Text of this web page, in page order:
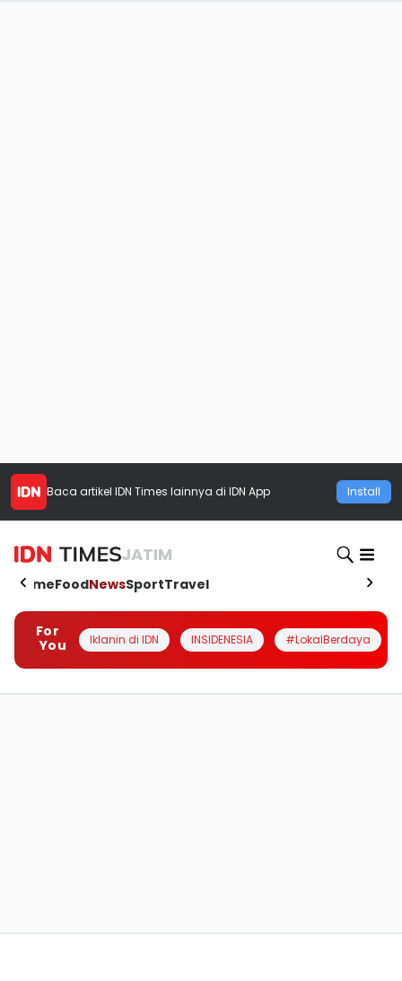
Baca artikel IDN Times lainnya di IDN App Install
JATIM
HomeFoodNewsSportTravel
For
You
Iklanin di IDN INSIDENESIA #LokalBerdaya